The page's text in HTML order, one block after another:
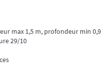
max 1,5 m, profondeur min 0,9
29/10